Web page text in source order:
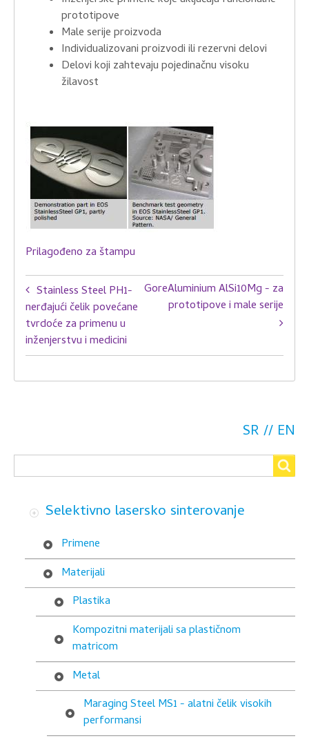
prototipove
Male serije proizvoda
Individualizovani proizvodi ili rezervni delovi
Delovi koji zahtevaju pojedinačnu visoku
žilavost
Prilagođeno za štampu
Book
traversal
links
for
Stainless
-
nerđajući
čelik
za
primenu
u
industriji
Stainless Steel PH1-
nerđajući čelik povećane
tvrdoće za primenu u
inženjerstvu i medicini
GoreAluminium AlSi10Mg - za
prototipove i male serije
SR EN
Search
Selektivno lasersko sinterovanje
Primene
Materijali
Plastika
Kompozitni materijali sa plastičnom
matricom
Metal
Maraging Steel MS1 - alatni čelik visokih
performansi